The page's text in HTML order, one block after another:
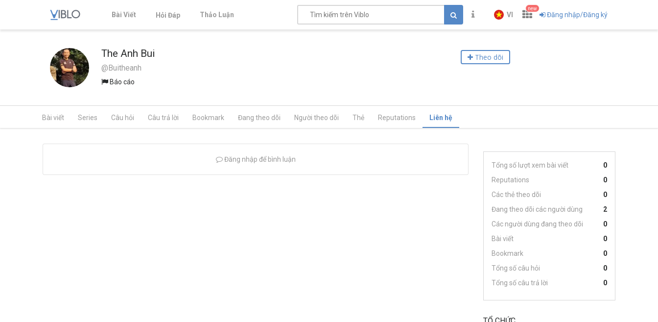
Bài Viết Hỏi Đáp Thảo Luận VI
new
Đăng nhập/Đăng ký
The Anh Bui
@Buitheanh
Báo cáo
Theo dõi
Bài viết Series Câu hỏi Câu trả lời Bookmark Đang theo dõi Người theo dõi Thẻ Reputations Liên hệ
Đăng nhập để bình luận
Tổng số lượt xem bài viết
0
Reputations
0
Các thẻ theo dõi
0
Đang theo dõi các người dùng
2
Các người dùng đang theo dõi
0
Bài viết
0
Bookmark
0
Tổng số câu hỏi
0
Tổng số câu trả lời
0